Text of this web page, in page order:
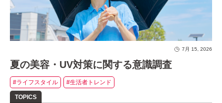
7月 15, 2026
夏の美容・UV対策に関する意識調査
#ライフスタイル #生活者トレンド